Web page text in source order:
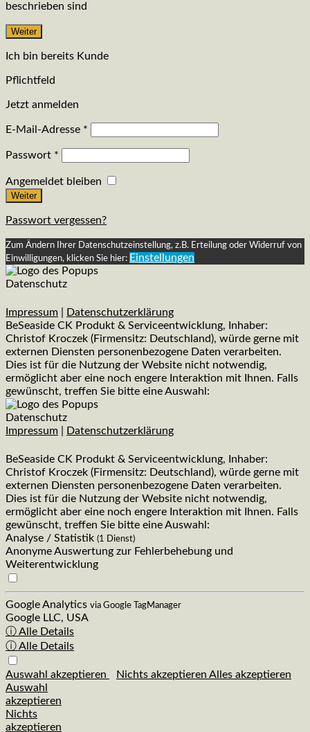
beschrieben sind
Weiter
Ich bin bereits Kunde
Pflichtfeld
Jetzt anmelden
E-Mail-Adresse *
Passwort *
Angemeldet bleiben
Weiter
Passwort vergessen?
Zum Ändern Ihrer Datenschutzeinstellung, z.B. Erteilung oder Widerruf von
Einwilligungen, klicken Sie hier: Einstellungen
Datenschutz
Impressum
Datenschutzerklärung
BeSeaside CK Produkt & Serviceentwicklung, Inhaber:
Christof Kroczek (Firmensitz: Deutschland), würde gerne mit
externen Diensten personenbezogene Daten verarbeiten.
Dies ist für die Nutzung der Website nicht notwendig,
ermöglicht aber eine noch engere Interaktion mit Ihnen. Falls
gewünscht, treffen Sie bitte eine Auswahl:
Datenschutz
Impressum
Datenschutzerklärung
BeSeaside CK Produkt & Serviceentwicklung, Inhaber:
Christof Kroczek (Firmensitz: Deutschland), würde gerne mit
externen Diensten personenbezogene Daten verarbeiten.
Dies ist für die Nutzung der Website nicht notwendig,
ermöglicht aber eine noch engere Interaktion mit Ihnen. Falls
gewünscht, treffen Sie bitte eine Auswahl:
Analyse / Statistik (1 Dienst)
Anonyme Auswertung zur Fehlerbehebung und
Weiterentwicklung
Google Analytics via Google TagManager
Google LLC, USA
ⓘ Alle Details
ⓘ Alle Details
Auswahl akzeptieren Nichts akzeptieren Alles akzeptieren
Auswahl
akzeptieren
Nichts
akzeptieren